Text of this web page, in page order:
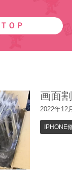
ＴＯＰ
画面
2022年12
IPHONE